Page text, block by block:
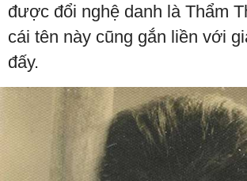
được đổi nghệ danh là Thẩm
cái tên này cũng gắn liền với
đấy.